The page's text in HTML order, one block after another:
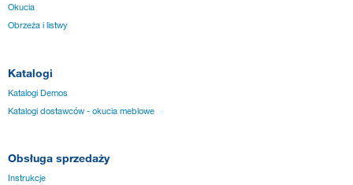
Okucia
Obrzeża i listwy
Katalogi
Katalogi Demos
Katalogi dostawców - okucia meblowe
Obsługa sprzedaży
Instrukcje